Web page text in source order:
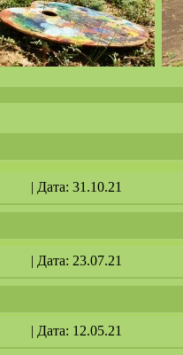
| Дата: 31.10.21
| Дата: 23.07.21
| Дата: 12.05.21